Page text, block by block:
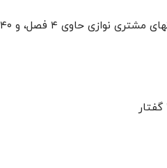
حاوی ۴ فصل، و ۴۰ گفتار است.